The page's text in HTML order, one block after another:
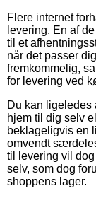
Flere internet
levering. En af
til et
når det passer
fremkommelig,
for levering ved
Du kan ligeledes
hjem til dig selv
beklageligvis en
omvendt
til levering vil
selv, som dog
shoppens lager.